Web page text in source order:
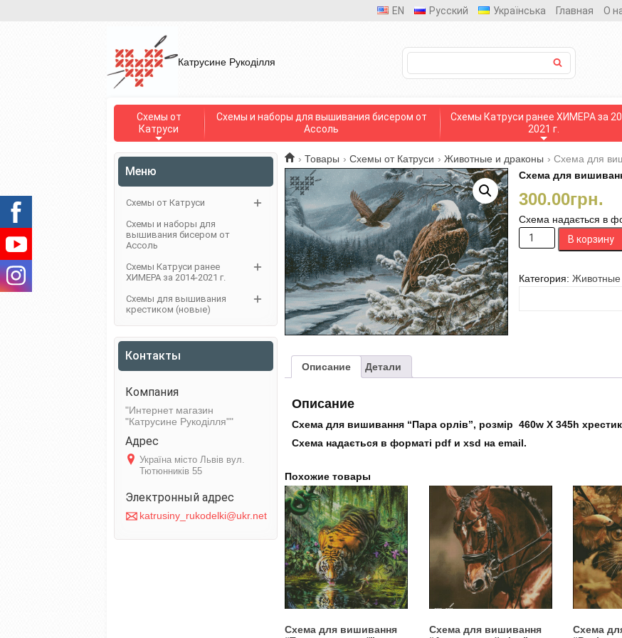
EN Русский Українська Главная О
Катрусине Рукоділля
Схемы от
Катруси
Схемы и наборы для вышивания бисером от
Ассоль
Схемы Катруси ранее ХИМЕРА за
2021 г.
› Товары › Схемы от Катруси › Животные и драконы › Схема для
Схема для
300.00грн.
Схема надається в
Количество
товара
для
В корзину
Категория:Животные
Описание Детали
Описание
Схема для вишивання “Пара орлів”, розмір 460w X 345h
Схема надається в форматі pdf и xsd на email.
Похожие товары
Схема для вишивання
Схема для вишивання
Схема
Меню
Схемы от Катруси
Схемы и наборы для
вышивания бисером от
Ассоль
Схемы Катруси ранее
ХИМЕРА за 2014-2021 г.
Схемы для вышивания
крестиком (новые)
Контакты
Интернет магазин
"Катрусине Рукоділля"
Україна місто Львів вул.
Тютюнників 55
katrusiny_rukodelki@ukr.net